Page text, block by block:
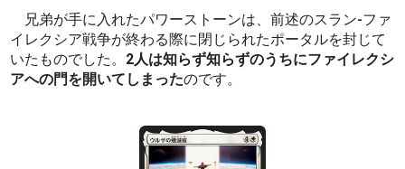
兄弟が手に入れたパワーストーンは、前述のスラン-ファ
イレクシア戦争が終わる際に閉じられたポータルを封じて
いたものでした。 2人は知らず知らずのうちにファイレクシ
アへの門を開いてしまったのです。